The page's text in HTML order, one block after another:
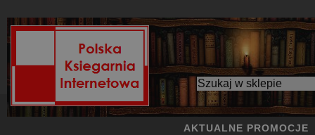
AKTUALNE PROMOCJE